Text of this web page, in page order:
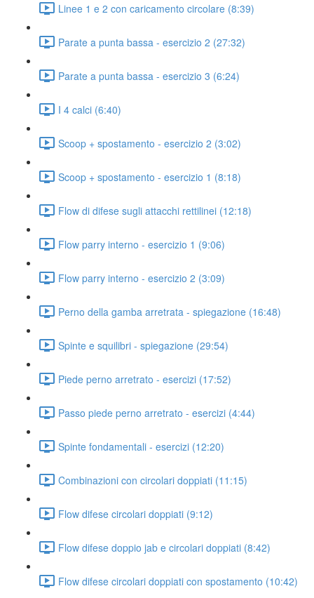
Linee 1 e 2 con caricamento circolare (8:39)
Parate a punta bassa - esercizio 2 (27:32)
Parate a punta bassa - esercizio 3 (6:24)
I 4 calci (6:40)
Scoop + spostamento - esercizio 2 (3:02)
Scoop + spostamento - esercizio 1 (8:18)
Flow di difese sugli attacchi rettilinei (12:18)
Flow parry interno - esercizio 1 (9:06)
Flow parry interno - esercizio 2 (3:09)
Perno della gamba arretrata - spiegazione (16:48)
Spinte e squilibri - spiegazione (29:54)
Piede perno arretrato - esercizi (17:52)
Passo piede perno arretrato - esercizi (4:44)
Spinte fondamentali - esercizi (12:20)
Combinazioni con circolari doppiati (11:15)
Flow difese circolari doppiati (9:12)
Flow difese doppio jab e circolari doppiati (8:42)
Flow difese circolari doppiati con spostamento (10:42)